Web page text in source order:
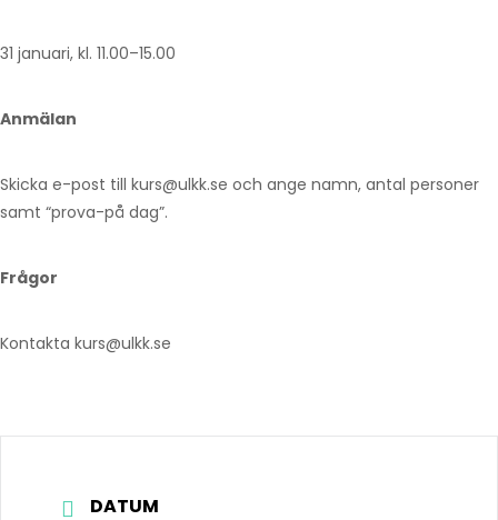
31 januari, kl. 11.00–15.00
Anmälan
Skicka e-post till kurs@ulkk.se och ange namn, antal personer
samt “prova-på dag”.
Frågor
Kontakta kurs@ulkk.se
DATUM